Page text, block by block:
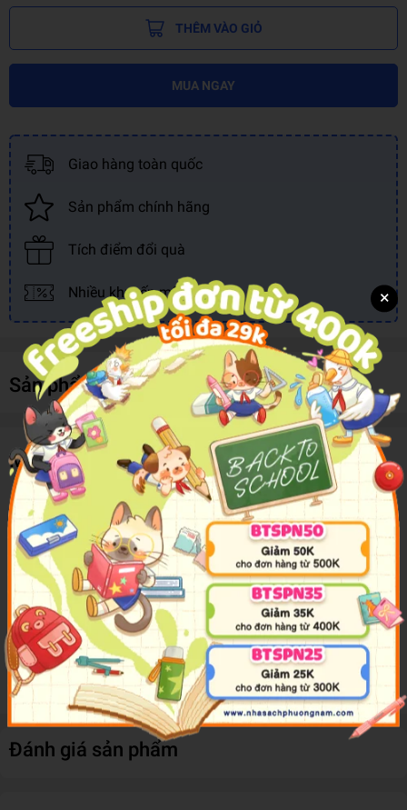
THÊM VÀO GIỎ
MUA NGAY
Giao hàng toàn quốc
Sản phẩm chính hãng
Tích điểm đổi quà
Nhiều khuyến mãi, ưu đãi
Sản phẩm cùng loại
Mô tả sản phẩm
Ruột Bút Chì Bấm Sakura XK-3#2B, 0.3, 2B
Ruột Bút Chì Bấm Sakura là ngòi chì thay thế Sakura Polymer
Leads được sản xuất tại Nhật Bản
Ruột chì được làm từ chất liệu cao cấp, khó gãy.
Được dùng để thay thế trong bút chì bấm.
Là sản phẩm cần thiết khi bạn sử dụng bút chì bấm, bút chì kỹ
thuật.
Đạt tiêu chuẩn an toàn: ACMI
Đánh giá sản phẩm
×